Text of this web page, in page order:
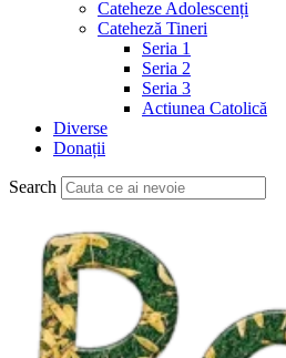
Cateheze Adolescenți
Cateheză Tineri
Seria 1
Seria 2
Seria 3
Actiunea Catolică
Diverse
Donații
Search